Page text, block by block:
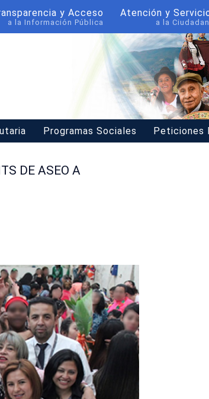
y Acceso
a la Información Pública
Atención y
a la
Programas Sociales Peticiones
DE ASEO A